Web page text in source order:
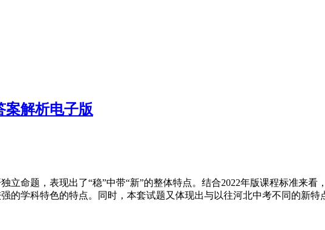
案解析电子版
立命题，表现出了“稳”中带“新”的整体特点。结合2022年版课程标准来
的学科特色的特点。同时，本套试题又体现出与以往河北中考不同的新特